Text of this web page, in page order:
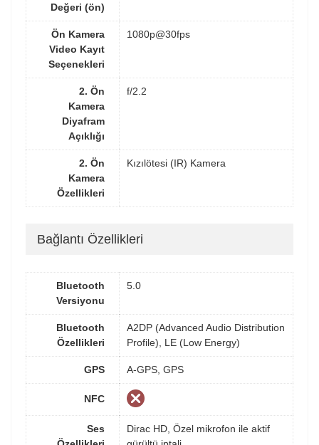
Değeri (ön)
Ön Kamera
Video Kayıt
Seçenekleri
1080p@30fps
2. Ön
Kamera
Diyafram
Açıklığı
f/2.2
2. Ön
Kamera
Özellikleri
Kızılötesi (IR) Kamera
Bağlantı Özellikleri
Bluetooth
Versiyonu
5.0
Bluetooth
Özellikleri
A2DP (Advanced Audio Distribution
Profile), LE (Low Energy)
GPS A-GPS, GPS
NFC
Ses
Dirac HD, Özel mikrofon ile aktif